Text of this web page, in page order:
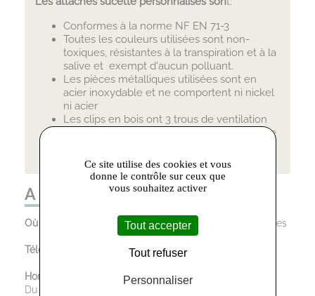
Conformes à la norme NF EN 71-3
Toutes les couleurs utilisées sont non-
toxiques, résistantes à la transpiration et à la
salive et exempt d'aucun polluant.
Les pièces métalliques utilisées sont en
acier inoxydable et ne comportent ni nickel
ni acier
Les clips en bois ont 3 trous de ventilation
Les cordons utilisés sont résistant à la salive
A LA FOLIE ! :
Où trouver le magasin :3 rue Victor Hugo, 81100 Castres
Téléphone : 06.87.06.68.78
Horaires d’ouverture :
Du Mardi au Vendredi : 10:00 - 12:30 / 13:30 - 18:30
Ce site utilise des cookies et vous
donne le contrôle sur ceux que
vous souhaitez activer
Tout accepter
Tout refuser
Personnaliser